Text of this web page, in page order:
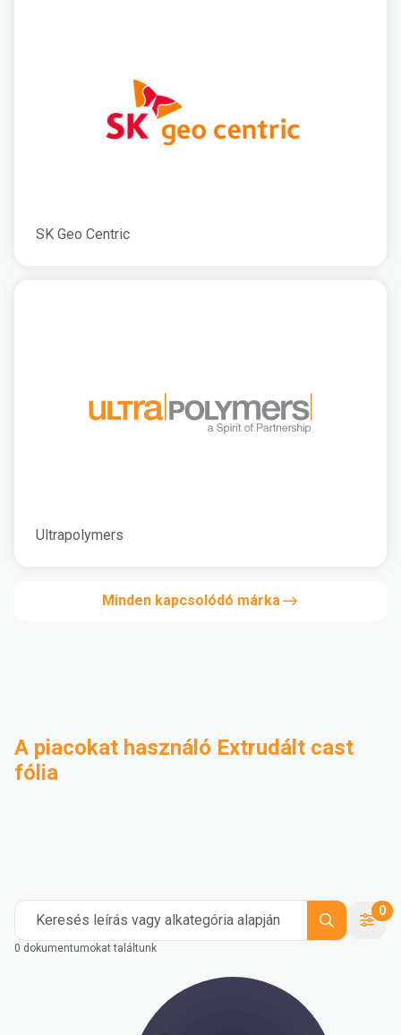
SK Geo Centric
Ultrapolymers
Minden kapcsolódó márka
A piacokat használó Extrudált cast
fólia
Keresés leírás vagy alkategória alapján
0
0 dokumentumokat találtunk